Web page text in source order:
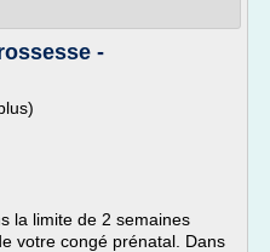
-
la limite de 2 semaines
votre congé prénatal. Dans